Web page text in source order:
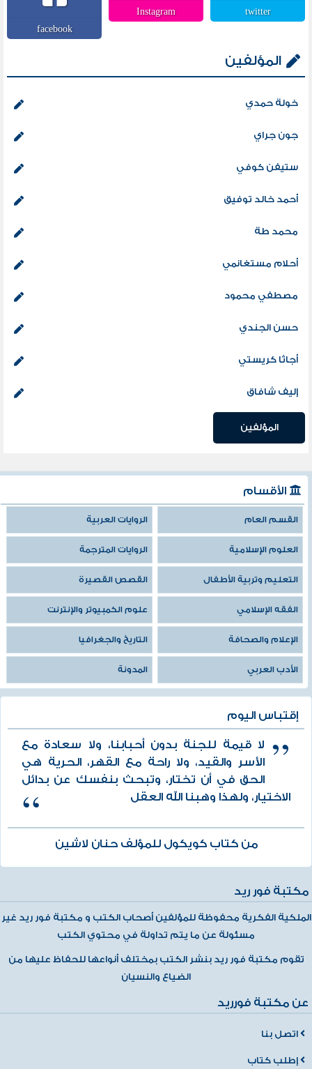
twitter
Instagram
facebook
المؤلفين
خولة حمدي
جون جراي
ستيفن كوفي
أحمد خالد توفيق
محمد طة
أحلام مستغانمي
مصطفي محمود
حسن الجندي
أجاثا كريستي
إليف شافاق
المؤلفين
الأقسام
القسم العام الروايات العربية
العلوم الإسلامية الروايات المترجمة
التعليم وتربية الأطفال القصص القصيرة
الفقه الإسلامي علوم الكمبيوتر والإنترنت
الإعلام والصحافة التاريخ والجغرافيا
الأدب العربي المدونة
إقتباس اليوم
لا قيمة للجنة بدون أحبابنا، ولا سعادة مع
الأسر والقيد، ولا راحة مع القهر، الحرية هي
الحق في أن تختار، وتبحث بنفسك عن بدائل
الاختيار، ولهذا وهبنا الله العقل
من كتاب كويكول للمؤلف حنان لاشين
مكتبة فور ريد
الملكية الفكرية محفوظة للمؤلفين أصحاب الكتب و مكتبة فور ريد غير
مسئولة عن ما يتم تداولة في محتوي الكتب
تقوم مكتبة فور ريد بنشر الكتب بمختلف أنواعها للحفاظ عليها من
الضياع والنسيان
عن مكتبة فورريد
اتصل بنا
إطلب كتاب